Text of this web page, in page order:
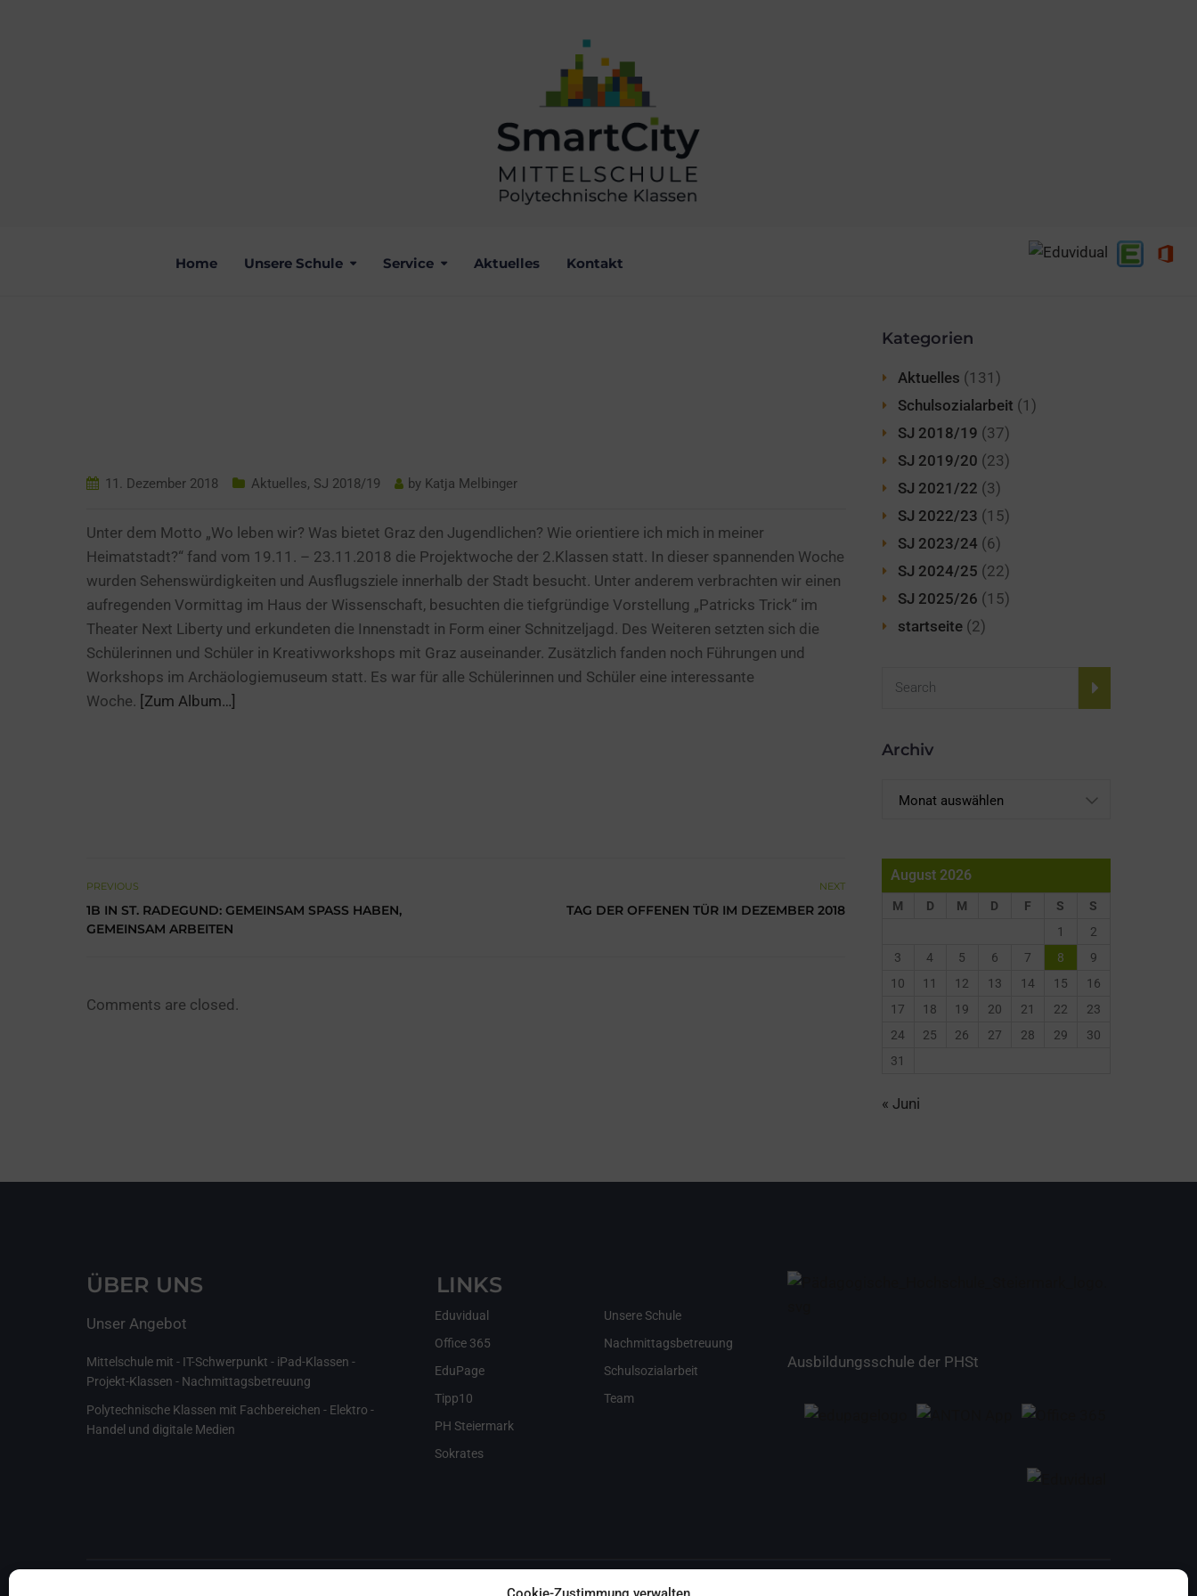
Home Unsere Schule Service Aktuelles Kontakt
11. Dezember 2018 Aktuelles, SJ 2018/19 by Katja Melbinger
Unter dem Motto „Wo leben wir? Was bietet Graz den Jugendlichen? Wie orientiere ich mich in meiner
Heimatstadt?“ fand vom 19.11. – 23.11.2018 die Projektwoche der 2.Klassen statt. In dieser spannenden Woche
wurden Sehenswürdigkeiten und Ausflugsziele innerhalb der Stadt besucht. Unter anderem verbrachten wir einen
aufregenden Vormittag im Haus der Wissenschaft, besuchten die tiefgründige Vorstellung „Patricks Trick“ im
Theater Next Liberty und erkundeten die Innenstadt in Form einer Schnitzeljagd. Des Weiteren setzten sich die
Schülerinnen und Schüler in Kreativworkshops mit Graz auseinander. Zusätzlich fanden noch Führungen und
Workshops im Archäologiemuseum statt. Es war für alle Schülerinnen und Schüler eine interessante
Woche. [Zum Album…]
PREVIOUS
1B IN ST. RADEGUND: GEMEINSAM SPASS HABEN, G
EMEINSAM ARBEITEN
NEXT
TAG DER OFFENEN TÜR IM DEZEMBER 2018
Comments are closed.
Kategorien
Aktuelles (131)
Schulsozialarbeit (1)
SJ 2018/19 (37)
SJ 2019/20 (23)
SJ 2021/22 (3)
SJ 2022/23 (15)
SJ 2023/24 (6)
SJ 2024/25 (22)
SJ 2025/26 (15)
startseite(2)
Archiv
August 2026
M D M D F S
S
1
2
3
4 5 6 7 8
9
10
11 12 13 14 15
16
17
18 19 20 21 22
23
24
25 26 27 28 29
30
31
« Juni
ÜBER UNS
Unser Angebot
Mittelschule mit - IT-Schwerpunkt - iPad-Klassen -
Projekt-Klassen - Nachmittagsbetreuung
Polytechnische Klassen mit Fachbereichen - Elektro -
Handel und digitale Medien
LINKS
Eduvidual
Office 365
EduPage
Tipp10
PH Steiermark
Sokrates
Unsere Schule
Nachmittagsbetreuung
Schulsozialarbeit
Team
Ausbildungsschule der PHSt